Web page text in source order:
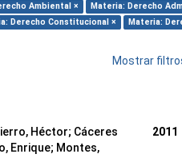
Ambiental ×
Materia: Derecho
Derecho Constitucional ×
Materia:
Mostrar
Héctor; Cáceres
Enrique; Montes,
2011